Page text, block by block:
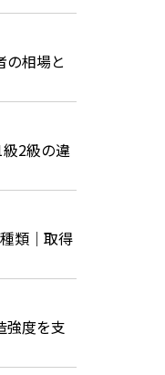
の相場と
2級の違
類｜取得
強度を支